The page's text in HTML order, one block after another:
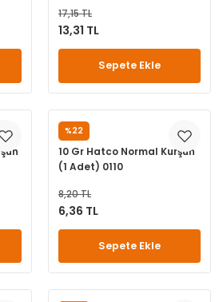
17,15 TL
13,31 TL
Sepete Ekle
%22
HATCO
10 Gr Hatco Normal Kurşun
(1 Adet) 0110
8,20 TL
6,36 TL
Sepete Ekle